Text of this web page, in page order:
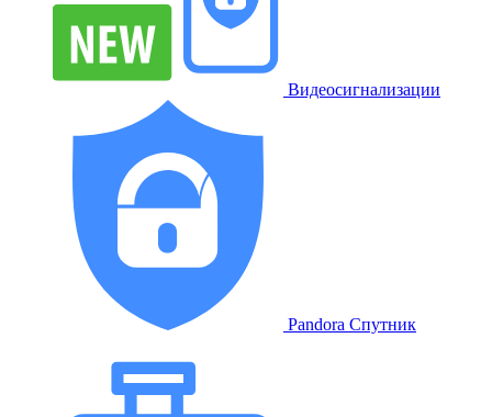
Видеосигнализации
Pandora Спутник